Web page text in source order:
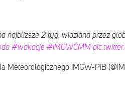
najbliższe 2 tyg. widziana przez
#wakacje #IMGWCMM
Meteorologicznego IMGW-PIB